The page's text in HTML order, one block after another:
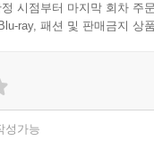
시점부터 마지막 회차 주
ray, 패션 및 판매금지 상
성가능